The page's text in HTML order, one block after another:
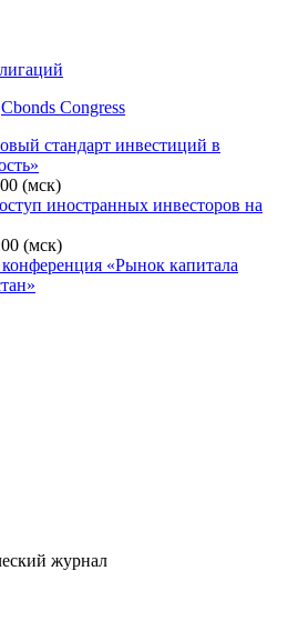
Cbonds Congress
стандарт инвестиций в
(мск)
иностранных инвесторов на
(мск)
«Рынок капитала
журнал